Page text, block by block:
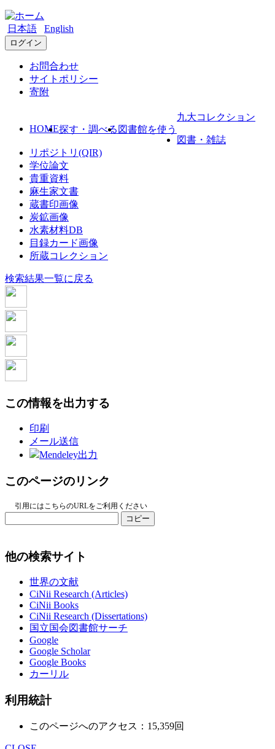
日本語 English
ログイン
お問合わせ
サイトポリシー
寄附
HOME探す・調べる 図書館を使う
九大コレクション
図書・雑誌
リポジトリ(QIR)
学位論文
貴重資料
麻生家文書
蔵書印画像
炭鉱画像
水素材料DB
目録カード画像
所蔵コレクション
検索結果一覧に戻る
この情報を出力する
印刷
メール送信
Mendeley出力
このページのリンク
引用にはこちらのURLをご利用ください
コピー
他の検索サイト
世界の文献
CiNii Research (Articles)
CiNii Books
CiNii Research (Dissertations)
国立国会図書館サーチ
Google
Google Scholar
Google Books
カーリル
利用統計
このページへのアクセス：15,359回